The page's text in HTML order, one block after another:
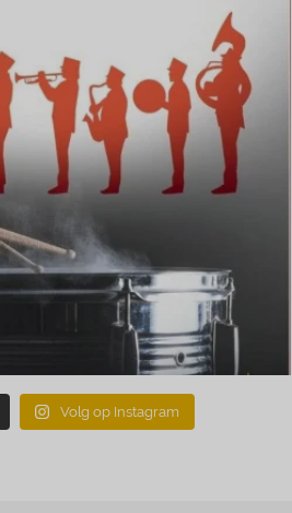
Volg op Instagram